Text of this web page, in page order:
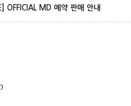
MD 예약 판매 안내